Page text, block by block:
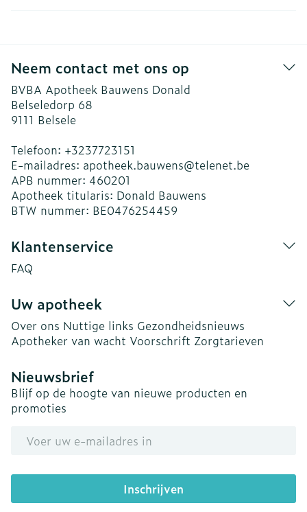
Neem contact met ons op
BVBA Apotheek Bauwens Donald
Belseledorp 68
9111 Belsele
Telefoon: +3237723151
E-mailadres: apotheek.bauwens@telenet.be
APB nummer: 460201
Apotheek titularis: Donald Bauwens
BTW nummer: BE0476254459
Klantenservice
FAQ
Uw apotheek
Over ons Nuttige links Gezondheidsnieuws
Apotheker van wacht Voorschrift Zorgtarieven
Nieuwsbrief
Blijf op de hoogte van nieuwe producten en
promoties
Inschrijven